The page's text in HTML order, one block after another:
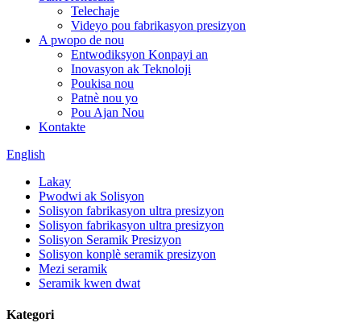
Telechaje
Videyo pou fabrikasyon presizyon
A pwopo de nou
Entwodiksyon Konpayi an
Inovasyon ak Teknoloji
Poukisa nou
Patnè nou yo
Pou Ajan Nou
Kontakte
English
Lakay
Pwodwi ak Solisyon
Solisyon fabrikasyon ultra presizyon
Solisyon fabrikasyon ultra presizyon
Solisyon Seramik Presizyon
Solisyon konplè seramik presizyon
Mezi seramik
Seramik kwen dwat
Kategori